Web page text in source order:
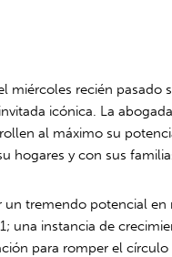
recién
icónica. La
al máximo su
hogares y con sus
tremendo potencial
una instancia de
para romper el círculo